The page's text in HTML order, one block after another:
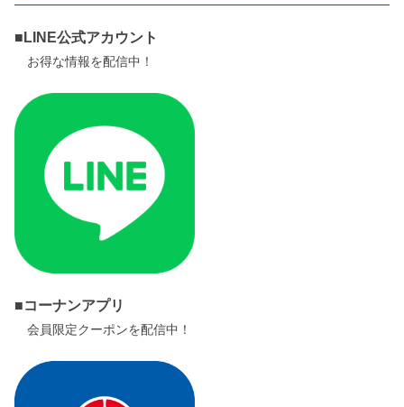
■LINE公式アカウント
お得な情報を配信中！
■コーナンアプリ
会員限定クーポンを配信中！